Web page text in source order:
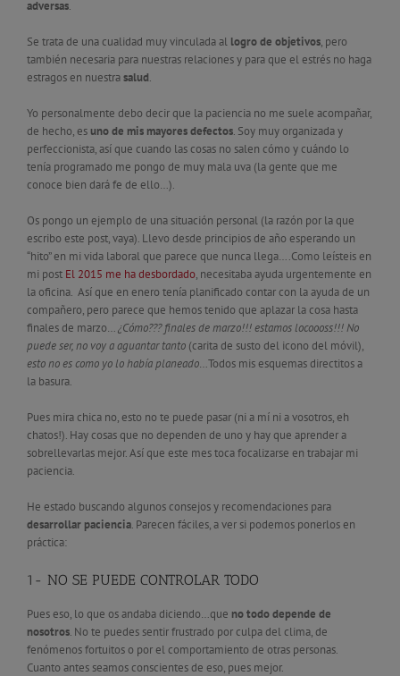
adversas.
Se trata de una cualidad muy vinculada al logro de objetivos, pero
también necesaria para nuestras relaciones y para que el estrés no haga
estragos en nuestrasalud.
Yo personalmente debo decir que la paciencia no me suele acompañar,
de hecho, es uno de mis mayores defectos. Soy muy organizada y
perfeccionista, así que cuando las cosas no salen cómo y cuándo lo
tenía programado me pongo de muy mala uva (la gente que me
conoce bien dará fe de ello…).
Os pongo un ejemplo de una situación personal (la razón por la que
escribo este post, vaya). Llevo desde principios de año esperando un
“hito” en mi vida laboral que parece que nunca llega….Como leísteis en
mi post El 2015 me ha desbordado, necesitaba ayuda urgentemente en
la oficina. Así que en enero tenía planificado contar con la ayuda de un
compañero, pero parece que hemos tenido que aplazar la cosa hasta
finales de marzo…¿Cómo??? finales de marzo!!! estamos locoooss!!! No
puede ser, no voy a aguantar tanto (carita de susto del icono del móvil),
esto no es como yo lo había planeado…Todos mis esquemas directitos a
la basura.
Pues mira chica no, esto no te puede pasar (ni a mí ni a vosotros, eh
chatos!). Hay cosas que no dependen de uno y hay que aprender a
sobrellevarlas mejor. Así que este mes toca focalizarse en trabajar mi
paciencia.
He estado buscando algunos consejos y recomendaciones para
desarrollar paciencia. Parecen fáciles, a ver si podemos ponerlos en
práctica:
1- NO SE PUEDE CONTROLAR TODO
Pues eso, lo que os andaba diciendo…que no todo depende de
nosotros. No te puedes sentir frustrado por culpa del clima, de
fenómenos fortuitos o por el comportamiento de otras personas.
Cuanto antes seamos conscientes de eso, pues mejor.